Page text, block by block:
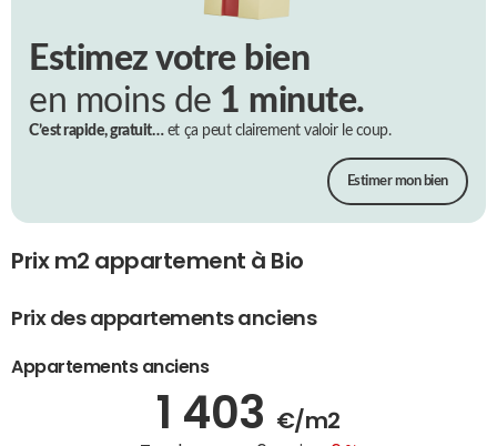
Estimez votre bien
en moins de 1 minute.
C’est rapide, gratuit…et ça peut clairement valoir le coup.
Estimer mon bien
Prix m2 appartement à Bio
Prix des appartements anciens
Appartements anciens
1 403 €/m2